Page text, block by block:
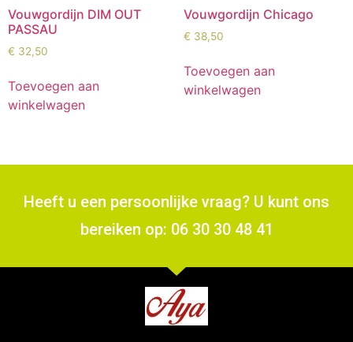
Vouwgordijn DIM OUT
PASSAU
€ 32,50
Toevoegen aan
winkelwagen
Vouwgordijn Chicago
€ 38,50
Toevoegen aan
winkelwagen
Heeft u een persoonlijke vraag? U kunt ons
bereiken op: 06 30 30 48 41